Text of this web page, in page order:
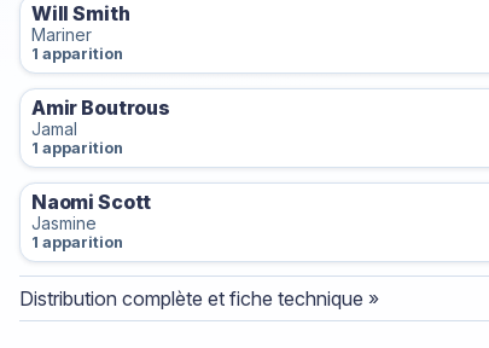
Will Smith
Mariner
1 apparition
Amir Boutrous
Jamal
1 apparition
Naomi Scott
Jasmine
1 apparition
Distribution complète et fiche technique »